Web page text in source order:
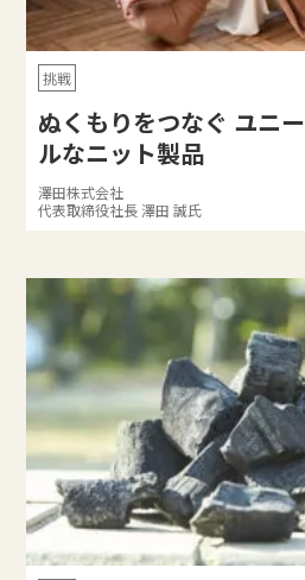
挑戦
ぬくもりをつなぐ ユニ
ルなニット製品
澤田株式会社
代表取締役社長 澤田 誠氏